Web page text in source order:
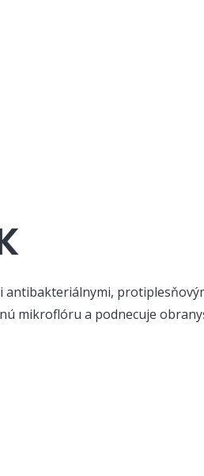
mikroflóru a podnecuje